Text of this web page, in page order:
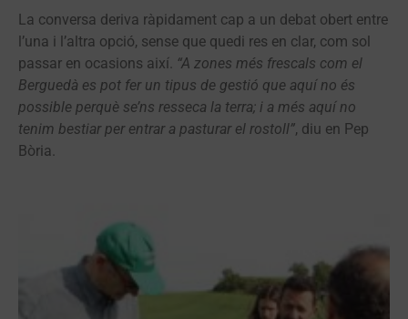
La conversa deriva ràpidament cap a un debat obert entre
l’una i l’altra opció, sense que quedi res en clar, com sol
passar en ocasions així. “A zones més frescals com el
Berguedà es pot fer un tipus de gestió que aquí no és
possible perquè se’ns resseca la terra; i a més aquí no
tenim bestiar per entrar a pasturar el rostoll”, diu en Pep
Bòria.